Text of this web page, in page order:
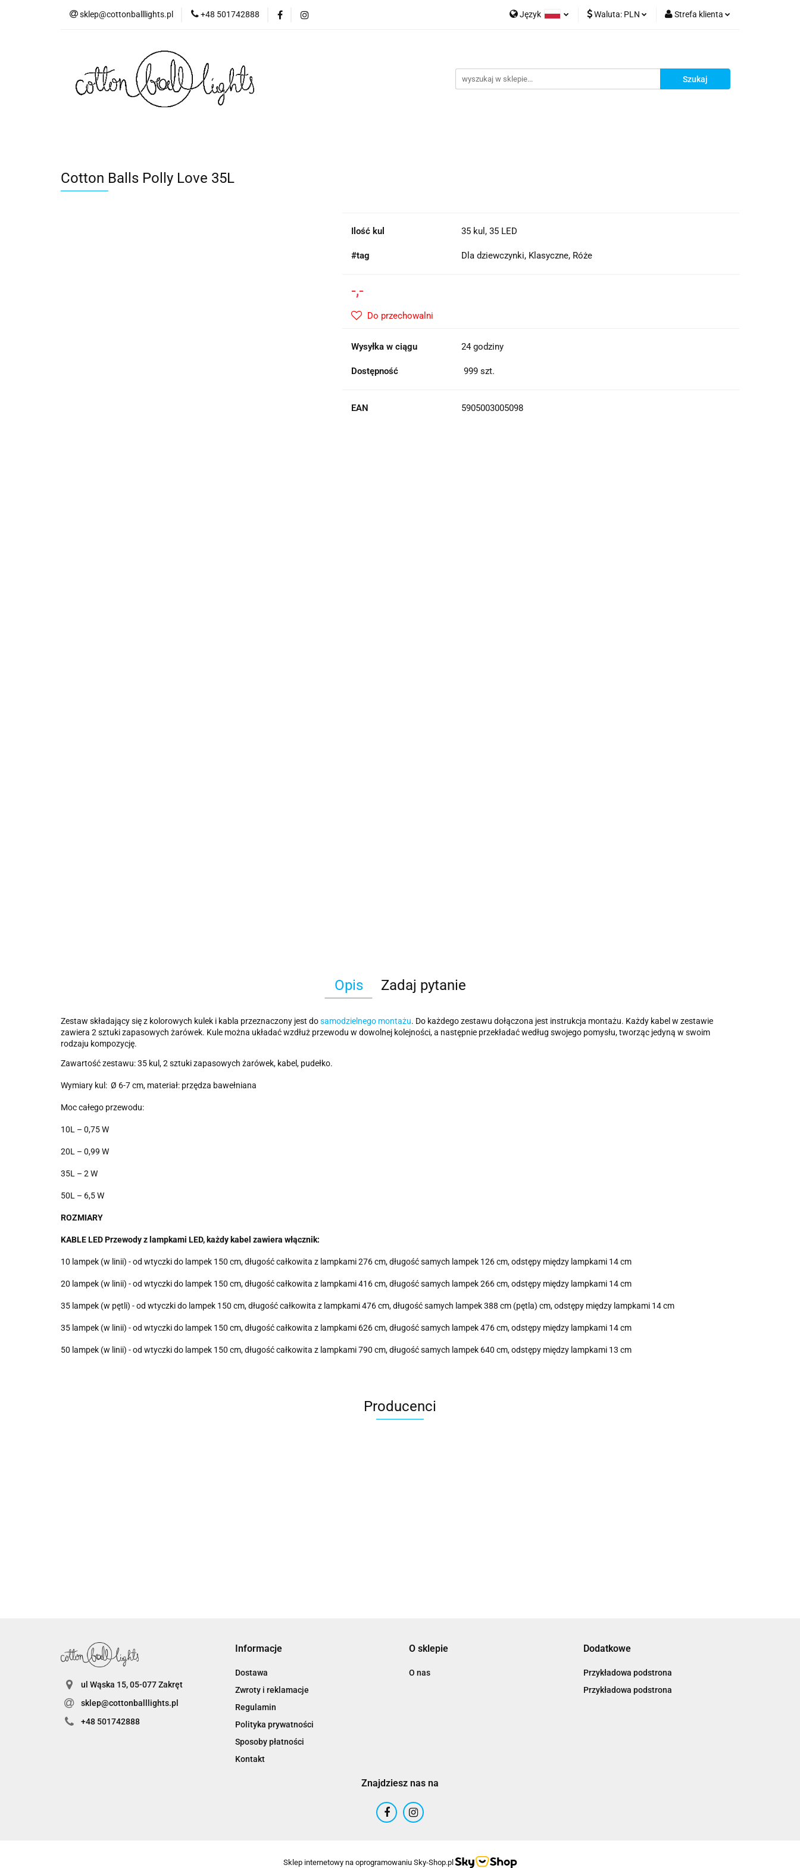
sklep@cottonballlights.pl +48 501742888 Język Waluta: PLN Strefa klienta
Dodaj zgłoszenie
Cotton Balls Polly Love 35L
Ilość kul 35 kul, 35 LED
#tag Dla dziewczynki, Klasyczne, Róże
-,-
Do przechowalni
Wysyłka w ciągu 24 godziny
Dostępność 999 szt.
EAN 5905003005098
Opis Zadaj pytanie
Zestaw składający się z kolorowych kulek i kabla przeznaczony jest dosamodzielnego montażu. Do każdego zestawu dołączona jest instrukcja montażu. Każdy kabel w zestawie
zawiera 2 sztuki zapasowych żarówek. Kule można układać wzdłuż przewodu w dowolnej kolejności, a następnie przekładać według swojego pomysłu, tworząc jedyną w swoim
rodzaju kompozycję.
Zawartość zestawu: 35 kul, 2 sztuki zapasowych żarówek, kabel, pudełko.
Wymiary kul: Ø 6-7 cm, materiał: przędza bawełniana
Moc całego przewodu:
10L – 0,75 W
20L – 0,99 W
35L – 2 W
50L – 6,5 W
ROZMIARY
KABLE LED Przewody z lampkami LED, każdy kabel zawiera włącznik:
10 lampek (w linii) - od wtyczki do lampek 150 cm, długość całkowita z lampkami 276 cm, długość samych lampek 126 cm, odstępy między lampkami 14 cm
20 lampek (w linii) - od wtyczki do lampek 150 cm, długość całkowita z lampkami 416 cm, długość samych lampek 266 cm, odstępy między lampkami 14 cm
35 lampek (w pętli) - od wtyczki do lampek 150 cm, długość całkowita z lampkami 476 cm, długość samych lampek 388 cm (pętla) cm, odstępy między lampkami 14 cm
35 lampek (w linii) - od wtyczki do lampek 150 cm, długość całkowita z lampkami 626 cm, długość samych lampek 476 cm, odstępy między lampkami 14 cm
50 lampek (w linii) - od wtyczki do lampek 150 cm, długość całkowita z lampkami 790 cm, długość samych lampek 640 cm, odstępy między lampkami 13 cm
Producenci
ul Wąska 15, 05-077 Zakręt
sklep@cottonballlights.pl
+48 501742888
Informacje
Dostawa
Zwroty i reklamacje
Regulamin
Polityka prywatności
Sposoby płatności
Kontakt
O sklepie
O nas
Dodatkowe
Przykładowa podstrona
Przykładowa podstrona
Znajdziesz nas na
Sklep internetowy na oprogramowaniu Sky-Shop.pl